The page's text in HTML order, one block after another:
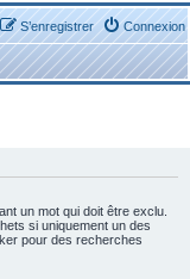
Connexion
S’enregistrer
un mot qui doit être exclu.
si uniquement un des
pour des recherches